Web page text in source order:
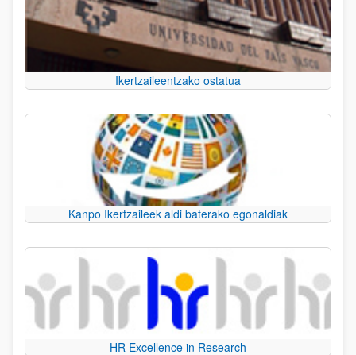
Ikertzaileentzako ostatua
Kanpo Ikertzaileek aldi baterako egonaldiak
HR Excellence in Research